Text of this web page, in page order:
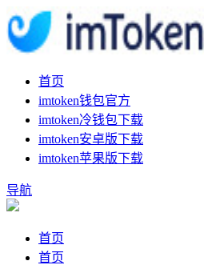
首页
imtoken钱包官方
imtoken冷钱包下载
imtoken安卓版下载
imtoken苹果版下载
导航
首页
首页